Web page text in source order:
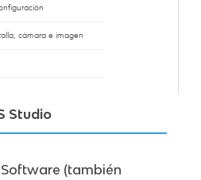
cámara e imagen
Studio
(también